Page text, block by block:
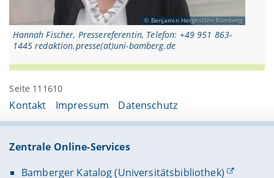
Benjamin Herges/Uni Bamberg
Hannah Fischer, Pressereferentin, Telefon: +49 951 863-
1445 redaktion.presse(at)uni-bamberg.de
Seite 111610
Kontakt Impressum Datenschutz
Zentrale Online-Services
Bamberger Katalog (Universitätsbibliothek)